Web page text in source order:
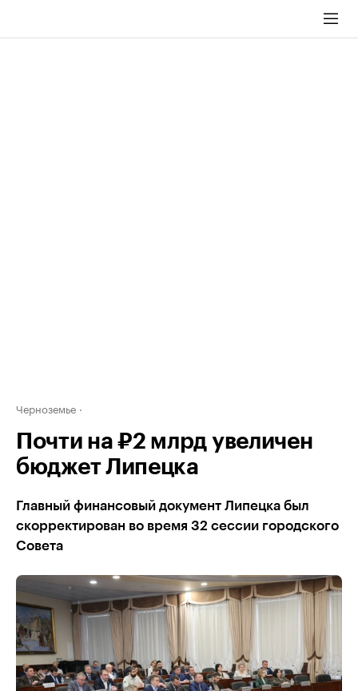
Черноземье
Почти на ₽2 млрд увеличен
бюджет Липецка
Главный финансовый документ Липецка был
скорректирован во время 32 сессии городского
Совета